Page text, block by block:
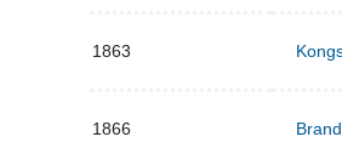
1863
1866 Brand